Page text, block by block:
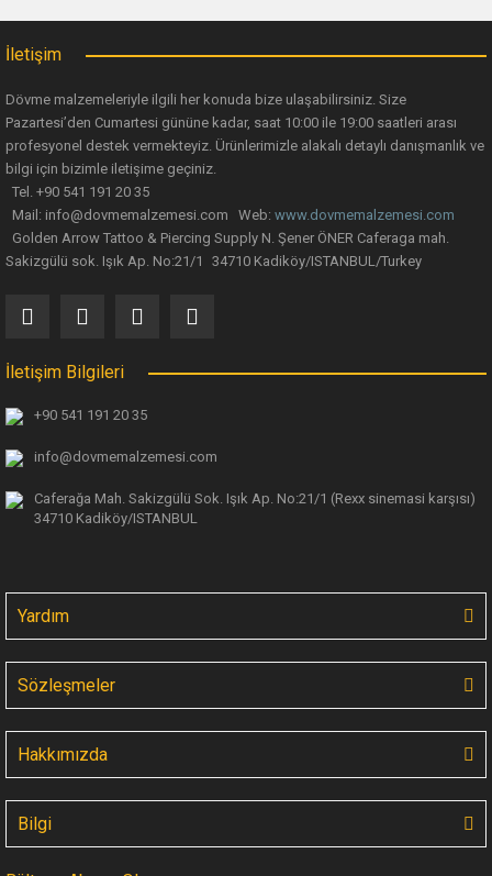
Gönder
İletişim
Dövme malzemeleriyle ilgili her konuda bize ulaşabilirsiniz. Size
Pazartesi’den Cumartesi gününe kadar, saat 10:00 ile 19:00 saatleri arası
profesyonel destek vermekteyiz. Ürünlerimizle alakalı detaylı danışmanlık ve
bilgi için bizimle iletişime geçiniz.
Tel. +90 541 191 20 35
Mail: info@dovmemalzemesi.com Web: www.dovmemalzemesi.com
Golden Arrow Tattoo & Piercing Supply N. Şener ÖNER Caferaga mah.
Sakizgülü sok. Işık Ap. No:21/1 34710 Kadiköy/ISTANBUL/Turkey
İletişim Bilgileri
+90 541 191 20 35
info@dovmemalzemesi.com
Caferağa Mah. Sakizgülü Sok. Işık Ap. No:21/1 (Rexx sinemasi karşısı)
34710 Kadiköy/ISTANBUL
Yardım
Sözleşmeler
Hakkımızda
Bilgi